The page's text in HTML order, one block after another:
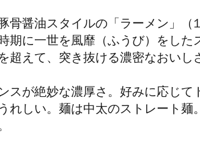
骨醤油スタイルの「ラーメン」（
期に一世を風靡（ふうび）をした
超えて、突き抜ける濃密なおいし
スが絶妙な濃厚さ。好みに応じて
れしい。麺は中太のストレート麺